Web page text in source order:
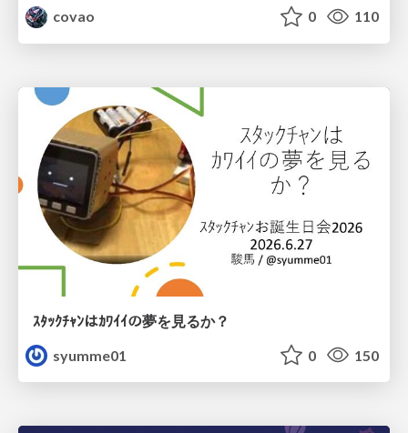
covao 0 110
ｽﾀｯｸﾁｬﾝはｶﾜｲｲの夢を見るか？
syumme01
0 150